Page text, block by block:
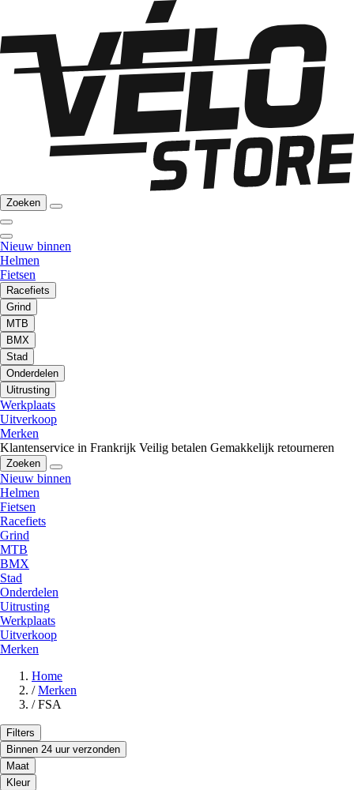
Zoeken
Nieuw binnen
Helmen
Fietsen
Racefiets
Grind
MTB
BMX
Stad
Onderdelen
Uitrusting
Werkplaats
Uitverkoop
Merken
Klantenservice in Frankrijk Veilig betalen Gemakkelijk retourneren
Zoeken
Nieuw binnen
Helmen
Fietsen
Racefiets
Grind
MTB
BMX
Stad
Onderdelen
Uitrusting
Werkplaats
Uitverkoop
Merken
Home
/ Merken
/ FSA
Filters
Binnen 24 uur verzonden
Maat
Kleur